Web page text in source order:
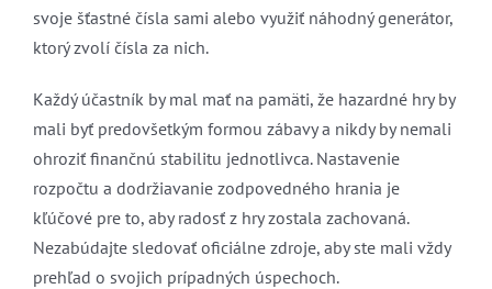
svoje šťastné čísla sami alebo využiť náhodný generátor,
ktorý zvolí čísla za nich.
Každý účastník by mal mať na pamäti, že hazardné hry by
mali byť predovšetkým formou zábavy a nikdy by nemali
ohroziť finančnú stabilitu jednotlivca. Nastavenie
rozpočtu a dodržiavanie zodpovedného hrania je
kľúčové pre to, aby radosť z hry zostala zachovaná.
Nezabúdajte sledovať oficiálne zdroje, aby ste mali vždy
prehľad o svojich prípadných úspechoch.